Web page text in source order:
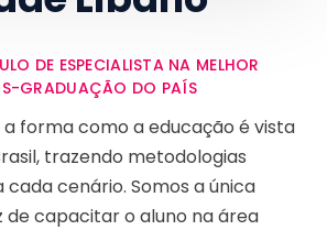
DE ESPECIALISTA NA MELHOR
GRADUAÇÃO DO PAÍS
a forma como a educação é vista
trazendo metodologias
cenário. Somos a única
de capacitar o aluno na área